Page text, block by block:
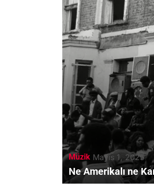
Müzik Mayıs 1, 2025
Ne Amerikalı ne